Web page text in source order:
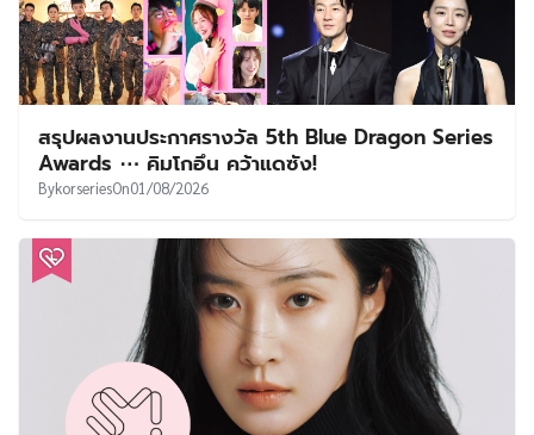
สรุปผลงานประกาศรางวัล 5th Blue Dragon Series
Awards ⋯ คิมโกอึน คว้าแดซัง!
BykorseriesOn01/08/2026